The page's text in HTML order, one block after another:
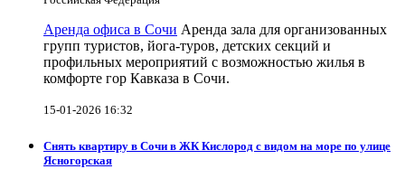
Аренда офиса в Сочи Аренда зала для организованных
групп туристов, йога-туров, детских секций и
профильных мероприятий с возможностью жилья в
комфорте гор Кавказа в Сочи.
15-01-2026 16:32
Снять квартиру в Сочи в ЖК Кислород с видом на море по улице
Ясногорская